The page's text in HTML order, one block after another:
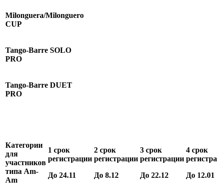
Milonguera/Milonguero
CUP
Tango-Barre SOLO
PRO
Tango-Barre DUET
PRO
Категории
для
участников
типа Am-
Am
1 срок
регистрации
До 24.11
2 срок
регистрации
До 8.12
3 срок
регистрации
До 22.12
4 срок
До 12.01